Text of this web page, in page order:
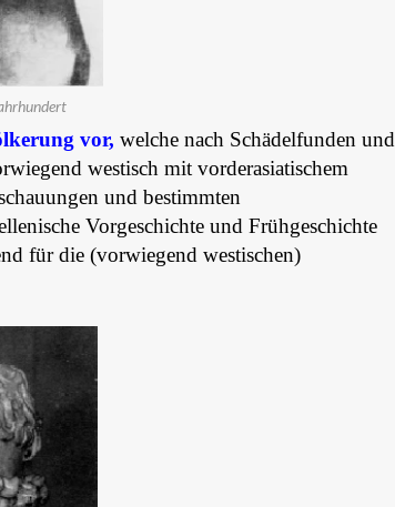
vor, welche nach Schädelfunden und
westisch mit vorderasiatischem
und bestimmten
Vorgeschichte und Frühgeschichte
für die (vorwiegend westischen)